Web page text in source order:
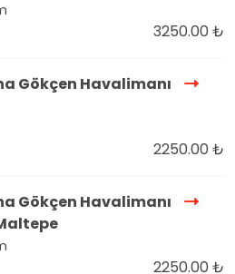
3250.00 ₺
Gökçen Havalimanı
2250.00 ₺
Gökçen Havalimanı
2250.00 ₺